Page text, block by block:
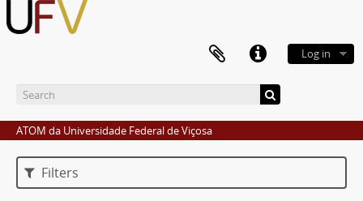
Log in
ATOM da Universidade Federal de Viçosa
Filters